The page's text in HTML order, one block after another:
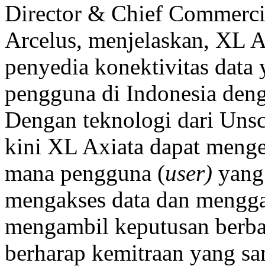
Director & Chief
Arcelus, menjelaskan, XL
penyedia konektivitas
pengguna di Indonesia
Dengan teknologi dari
kini XL Axiata dapat
mana pengguna (user)
mengakses data dan
mengambil keputusan
berharap kemitraan yang